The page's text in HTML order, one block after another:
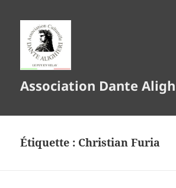
Association Dante
Étiquette : Christian Furia